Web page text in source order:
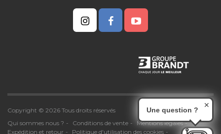
Copyright © 2026 Tous droits réservés
Qui sommes nous ?
Conditions de vente
Mentions légales
Expédition et retour
Politique d'utilisation des cookies
Une question ?
✕